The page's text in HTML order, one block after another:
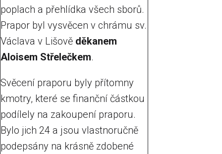
poplach a přehlídka všech sborů.
Prapor byl vysvěcen v chrámu sv.
Václava v Lišově děkanem
Aloisem Střelečkem.
Svěcení praporu byly přítomny
kmotry, které se finanční částkou
podílely na zakoupení praporu.
Bylo jich 24 a jsou vlastnoručně
podepsány na krásně zdobené